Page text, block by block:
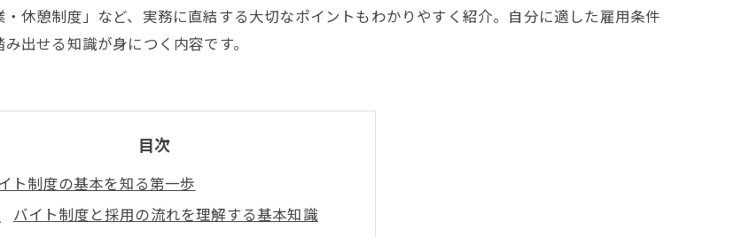
休憩制度」など、実務に直結する大切なポイントもわかりやすく紹介。自分に適した雇用条件
出せる知識が身につく内容です。
目次
ト制度の基本を知る第一歩
バイト制度と採用の流れを理解する基本知識